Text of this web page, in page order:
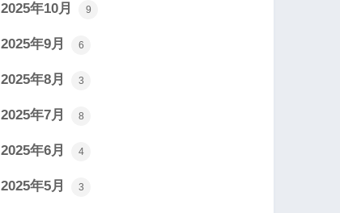
2025年10月 9
2025年9月 6
2025年8月 3
2025年7月 8
2025年6月 4
2025年5月 3